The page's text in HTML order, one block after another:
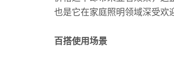
也是它在家庭照明领域深受欢
百搭使用场景